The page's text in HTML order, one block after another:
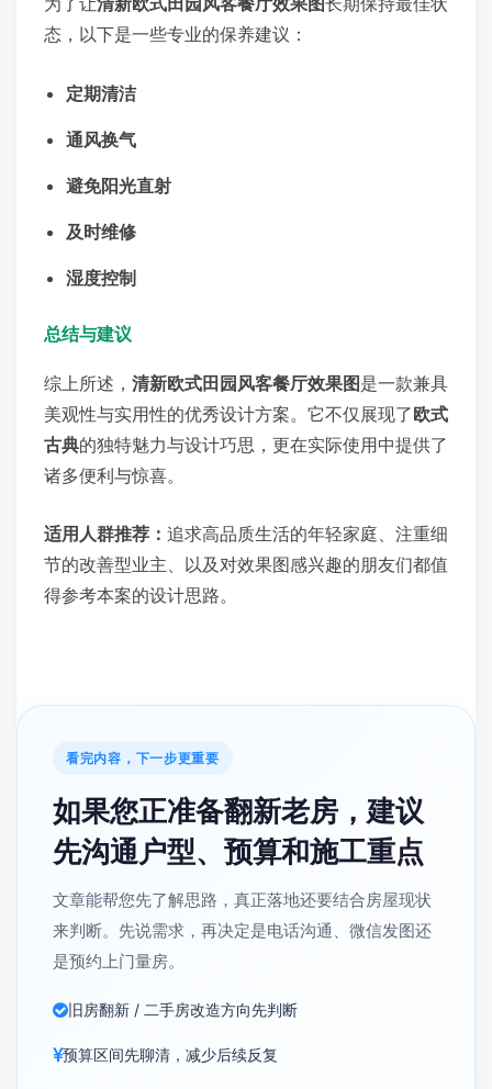
态，以下是一些专业的保养建议：
定期清洁
通风换气
避免阳光直射
及时维修
湿度控制
总结与建议
综上所述， 清新欧式田园风客餐厅效果图是一款兼具
美观性与实用性的优秀设计方案。它不仅展现了欧式
古典的独特魅力与设计巧思，更在实际使用中提供了
诸多便利与惊喜。
适用人群推荐： 追求高品质生活的年轻家庭、注重细
节的改善型业主、以及对效果图感兴趣的朋友们都值
得参考本案的设计思路。
看完内容，下一步更重要
如果您正准备翻新老房，建议
先沟通户型、预算和施工重点
文章能帮您先了解思路，真正落地还要结合房屋现状
来判断。先说需求，再决定是电话沟通、微信发图还
是预约上门量房。
旧房翻新 / 二手房改造方向先判断
预算区间先聊清，减少后续反复